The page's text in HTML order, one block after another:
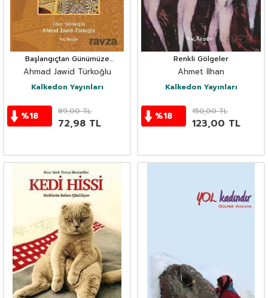
Başlangıçtan Günümüze
Afganistan Tarihi
Ahmad Jawid Türkoğlu
Kalkedon Yayınları
%18 89,00TL
72,98 TL
Renkli Gölgeler
Ahmet İlhan
Kalkedon Yayınları
%18 150,00TL
123,00 TL